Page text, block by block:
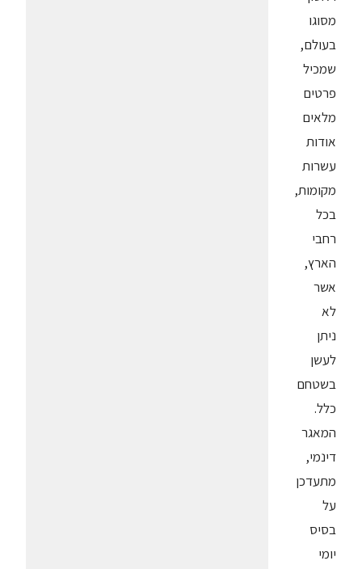
מסוגו
בעולם,
שמכיל
פרטים
מלאים
אודות
עשרות
מקומות,
בכל
רחבי
הארץ,
אשר
לא
ניתן
לעשן
בשטחם
כלל.
המאגר
דינמי,
מתעדכן
על
בסיס
יומי